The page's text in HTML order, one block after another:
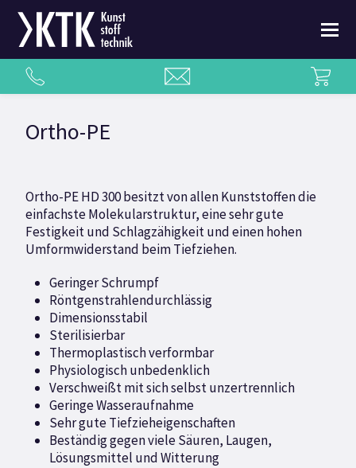
Ortho-PE
Ortho-PE HD 300 besitzt von allen Kunststoffen die
einfachste Molekularstruktur, eine sehr gute
Festigkeit und Schlagzähigkeit und einen hohen
Umformwiderstand beim Tiefziehen.
Geringer Schrumpf
Röntgenstrahlendurchlässig
Dimensionsstabil
Sterilisierbar
Thermoplastisch verformbar
Physiologisch unbedenklich
Verschweißt mit sich selbst unzertrennlich
Geringe Wasseraufnahme
Sehr gute Tiefzieheigenschaften
Beständig gegen viele Säuren, Laugen,
Lösungsmittel und Witterung